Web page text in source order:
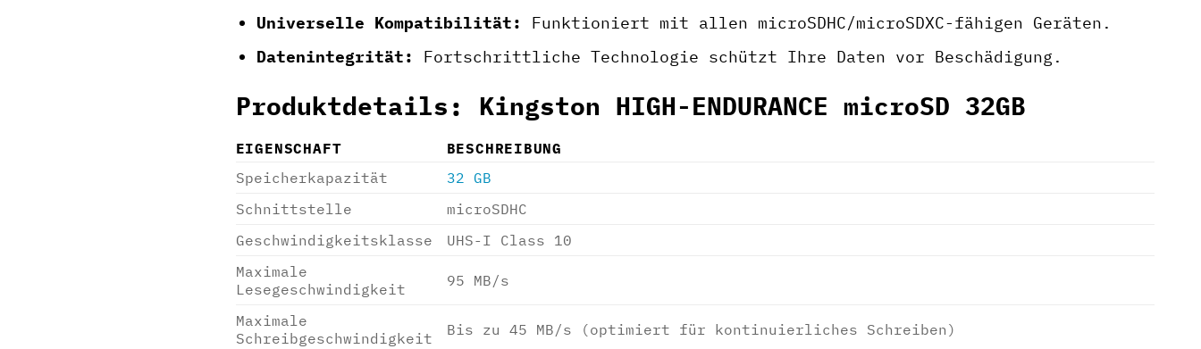
Universelle Kompatibilität:
Funktioniert mit allen microSDHC/microSDXC-fähigen Geräten.
Datenintegrität:
Fortschrittliche Technologie schützt Ihre Daten vor Beschädigung.
Produktdetails: Kingston HIGH-ENDURANCE microSD 32GB
EIGENSCHAFT
BESCHREIBUNG
Speicherkapazität
32 GB
Schnittstelle
microSDHC
Geschwindigkeitsklasse
UHS-I Class 10
Maximale
Lesegeschwindigkeit
95 MB/s
Maximale
Schreibgeschwindigkeit
Bis zu 45 MB/s (optimiert für kontinuierliches Schreiben)